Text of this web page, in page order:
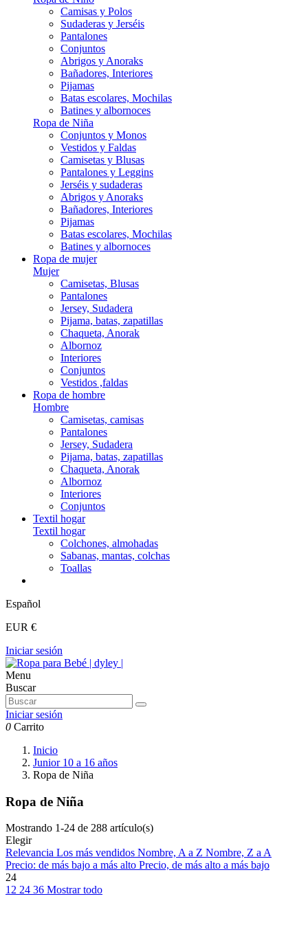
Camisas y Polos
Sudaderas y Jerséis
Pantalones
Conjuntos
Abrigos y Anoraks
Bañadores, Interiores
Pijamas
Batas escolares, Mochilas
Batines y albornoces
Ropa de Niña
Conjuntos y Monos
Vestidos y Faldas
Camisetas y Blusas
Pantalones y Leggins
Jerséis y sudaderas
Abrigos y Anoraks
Bañadores, Interiores
Pijamas
Batas escolares, Mochilas
Batines y albornoces
Ropa de mujer
Mujer
Camisetas, Blusas
Pantalones
Jersey, Sudadera
Pijama, batas, zapatillas
Chaqueta, Anorak
Albornoz
Interiores
Conjuntos
Vestidos ,faldas
Ropa de hombre
Hombre
Camisetas, camisas
Pantalones
Jersey, Sudadera
Pijama, batas, zapatillas
Chaqueta, Anorak
Albornoz
Interiores
Conjuntos
Textil hogar
Textil hogar
Colchones, almohadas
Sabanas, mantas, colchas
Toallas
Español
EUR €
Iniciar sesión
Menu
Buscar
Iniciar sesión
0 Carrito
Inicio
Junior 10 a 16 años
Ropa de Niña
Ropa de Niña
Mostrando 1-24 de 288 artículo(s)
Elegir
Relevancia Los más vendidos Nombre, A a Z Nombre, Z a A
Precio: de más bajo a más alto Precio, de más alto a más bajo
24
12 24 36 Mostrar todo